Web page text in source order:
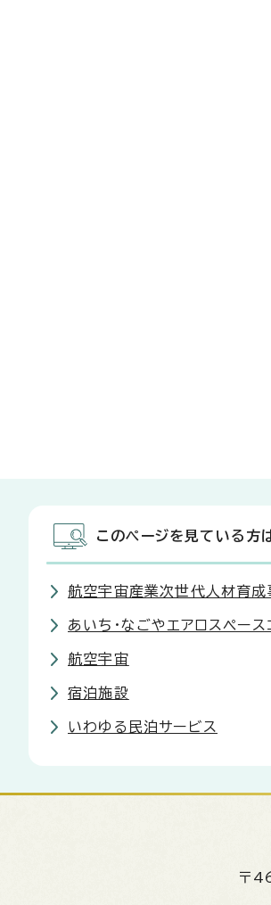
このページを見ている方
航空宇宙産業次世代人材育成
あいち・なごやエアロスペース
航空宇宙
宿泊施設
いわゆる民泊サービス
〒